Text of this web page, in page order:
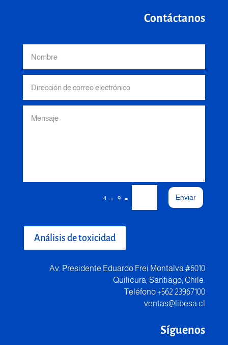
Contáctanos
4 + 9 = Enviar
Análisis de toxicidad
Av. Presidente Eduardo Frei Montalva #6010
Quilicura, Santiago, Chile.
Teléfono +562 23967100
ventas@libesa.cl
Síguenos